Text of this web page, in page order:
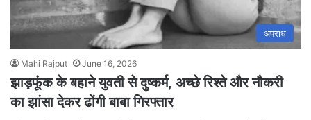
अपराध
Mahi Rajput June 16, 2026
झाड़फूंक के बहाने युवती से दुष्कर्म, अच्छे रिश्ते और नौकरी
का झांसा देकर ढोंगी बाबा गिरफ्तार